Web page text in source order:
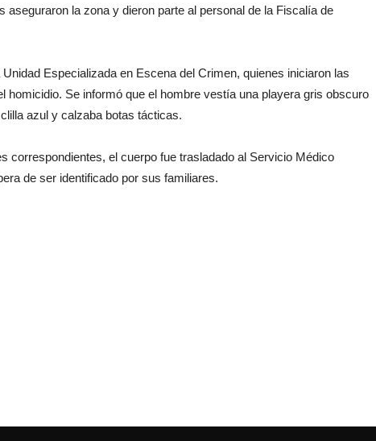
aseguraron la zona y dieron parte al personal de la Fiscalía de
Especializada en Escena del Crimen, quienes iniciaron las
homicidio. Se informó que el hombre vestía una playera gris obscuro
azul y calzaba botas tácticas.
correspondientes, el cuerpo fue trasladado al Servicio Médico
de ser identificado por sus familiares.